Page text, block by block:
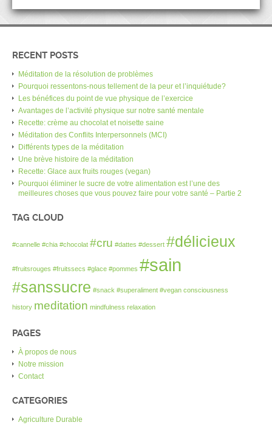
RECENT POSTS
Méditation de la résolution de problèmes
Pourquoi ressentons-nous tellement de la peur et l’inquiétude?
Les bénéfices du point de vue physique de l’exercice
Avantages de l’activité physique sur notre santé mentale
Recette: crème au chocolat et noisette saine
Méditation des Conflits Interpersonnels (MCI)
Différents types de la méditation
Une brève histoire de la méditation
Recette: Glace aux fruits rouges (vegan)
Pourquoi éliminer le sucre de votre alimentation est l’une des
meilleures choses que vous pouvez faire pour votre santé – Partie 2
TAG CLOUD
#cannelle #chia #chocolat #cru #dattes #dessert #délicieux
#fruitsrouges #fruitssecs #glace #pommes #sain
#sanssucre #snack #superaliment #vegan consciousness
history meditation mindfulness relaxation
PAGES
À propos de nous
Notre mission
Contact
CATEGORIES
Agriculture Durable